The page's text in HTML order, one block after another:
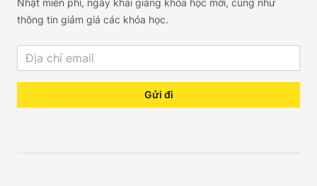
thông tin giảm giá các khóa học.
Email address
Gửi đi